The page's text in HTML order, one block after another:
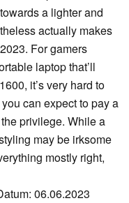
a lighter and
actually makes
For gamers
laptop that’ll
it’s very hard to
can expect to pay a
privilege. While a
may be irksome
mostly right,
06.06.2023